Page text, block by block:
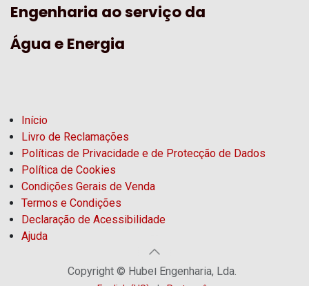
Engenharia ao serviço da
Água e Energia
Início
Livro de Reclamações
Políticas de Privacidade e de Protecção de Dados
Política de Cookies
Condições Gerais de Venda
Termos e Condições
Declaração de Acessibilidade
Ajuda
Copyright © Hubel Engenharia, Lda.